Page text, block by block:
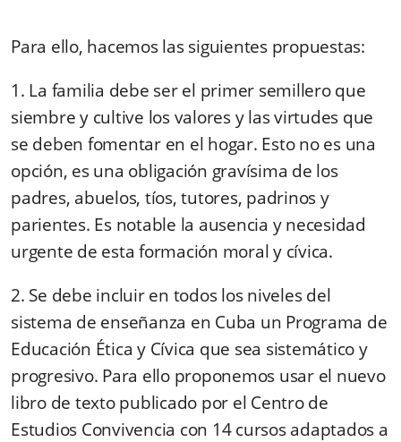
Para ello, hacemos las siguientes propuestas:
1. La familia debe ser el primer semillero que
siembre y cultive los valores y las virtudes que
se deben fomentar en el hogar. Esto no es una
opción, es una obligación gravísima de los
padres, abuelos, tíos, tutores, padrinos y
parientes. Es notable la ausencia y necesidad
urgente de esta formación moral y cívica.
2. Se debe incluir en todos los niveles del
sistema de enseñanza en Cuba un Programa de
Educación Ética y Cívica que sea sistemático y
progresivo. Para ello proponemos usar el nuevo
libro de texto publicado por el Centro de
Estudios Convivencia con 14 cursos adaptados a